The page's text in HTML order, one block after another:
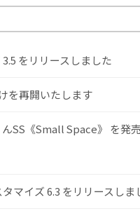
をリリースしました
を再開いたします
SS《Small Space》 を発
マイズ 6.3 をリリースしま